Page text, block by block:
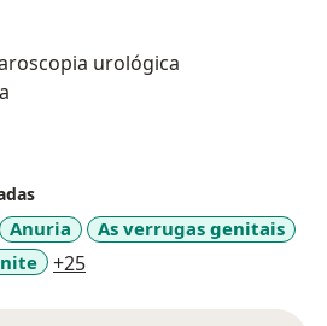
Estudo
Emergências Urológicas e
e 1 ano de Urologia-
do Câncer de Pernambuco -
os conhecimento de
além do aprimoramento das
alta complexidade e
urológica
Anuria
As verrugas genitais
+25a11y_sr_more_diseases